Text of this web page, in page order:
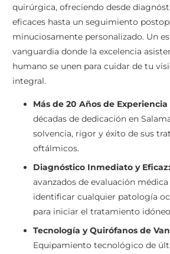
quirúrgica, ofreciendo desde
eficaces hasta un seguimiento
minuciosamente personalizado. Un
vanguardia donde la excelencia
humano se unen para cuidar de tu
integral.
Más de 20 Años de Experiencia
décadas de dedicación en
solvencia, rigor y éxito de sus
oftálmicos.
Diagnóstico Inmediato y Eficaz:
avanzados de evaluación
identificar cualquier patología
para iniciar el tratamiento
Tecnología y Quirófanos de
Equipamiento tecnológico de